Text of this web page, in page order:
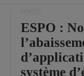
ESPO :
système